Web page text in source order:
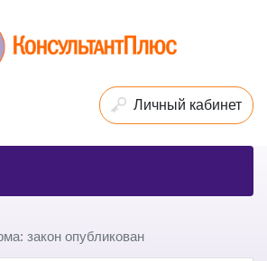
Личный кабинет
закон опубликован